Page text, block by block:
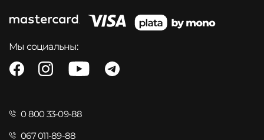
Мы социальны:
0 800 33-09-88
067 011-89-88